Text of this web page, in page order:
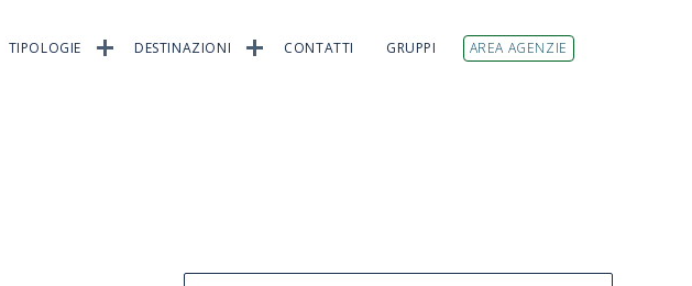
TIPOLOGIE DESTINAZIONI CONTATTI GRUPPI AREA AGENZIE